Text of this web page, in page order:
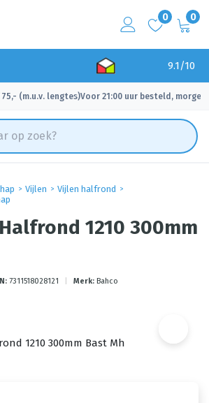
0 0
9.1/10
(m.u.v. lengtes)
✓ Voor 21:00 uur besteld, morgen
Vijlen
Vijlen halfrond
1210 300mm
7311518028121 Merk: Bahco